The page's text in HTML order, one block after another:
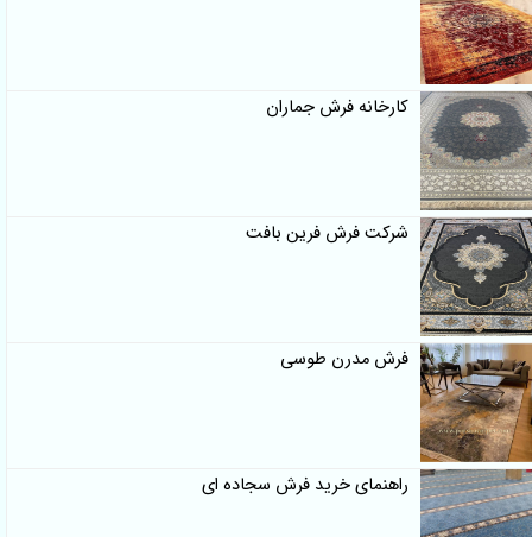
کارخانه فرش جماران
شرکت فرش فرین بافت
فرش مدرن طوسی
راهنمای خرید فرش سجاده ای